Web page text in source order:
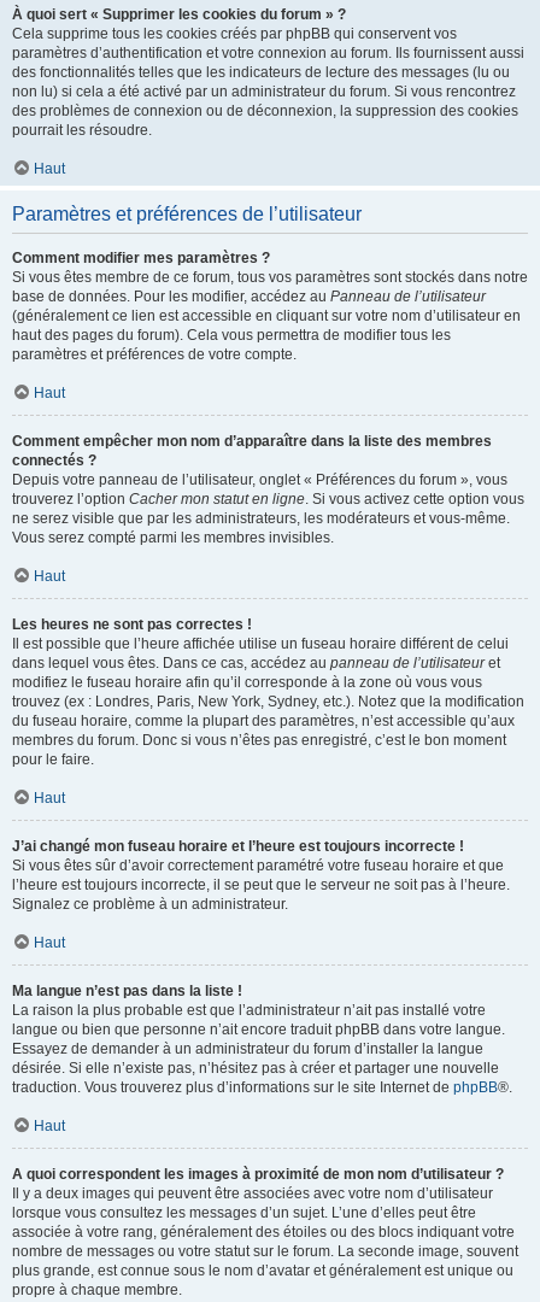
À quoi sert « Supprimer les cookies du forum » ?
Cela supprime tous les cookies créés par phpBB qui conservent vos
paramètres d’authentification et votre connexion au forum. Ils fournissent aussi
des fonctionnalités telles que les indicateurs de lecture des messages (lu ou
non lu) si cela a été activé par un administrateur du forum. Si vous rencontrez
des problèmes de connexion ou de déconnexion, la suppression des cookies
pourrait les résoudre.
Haut
Paramètres et préférences de l’utilisateur
Comment modifier mes paramètres ?
Si vous êtes membre de ce forum, tous vos paramètres sont stockés dans notre
base de données. Pour les modifier, accédez au Panneau de l’utilisateur
(généralement ce lien est accessible en cliquant sur votre nom d’utilisateur en
haut des pages du forum). Cela vous permettra de modifier tous les
paramètres et préférences de votre compte.
Haut
Comment empêcher mon nom d’apparaître dans la liste des membres
connectés ?
Depuis votre panneau de l’utilisateur, onglet « Préférences du forum », vous
trouverez l’option Cacher mon statut en ligne. Si vous activez cette option vous
ne serez visible que par les administrateurs, les modérateurs et vous-même.
Vous serez compté parmi les membres invisibles.
Haut
Les heures ne sont pas correctes !
Il est possible que l’heure affichée utilise un fuseau horaire différent de celui
dans lequel vous êtes. Dans ce cas, accédez au panneau de l’utilisateuret
modifiez le fuseau horaire afin qu’il corresponde à la zone où vous vous
trouvez (ex : Londres, Paris, New York, Sydney, etc.). Notez que la modification
du fuseau horaire, comme la plupart des paramètres, n’est accessible qu’aux
membres du forum. Donc si vous n’êtes pas enregistré, c’est le bon moment
pour le faire.
Haut
J’ai changé mon fuseau horaire et l’heure est toujours incorrecte !
Si vous êtes sûr d’avoir correctement paramétré votre fuseau horaire et que
l’heure est toujours incorrecte, il se peut que le serveur ne soit pas à l’heure.
Signalez ce problème à un administrateur.
Haut
Ma langue n’est pas dans la liste !
La raison la plus probable est que l’administrateur n’ait pas installé votre
langue ou bien que personne n’ait encore traduit phpBB dans votre langue.
Essayez de demander à un administrateur du forum d’installer la langue
désirée. Si elle n’existe pas, n’hésitez pas à créer et partager une nouvelle
traduction. Vous trouverez plus d’informations sur le site Internet de phpBB®.
Haut
A quoi correspondent les images à proximité de mon nom d’utilisateur ?
Il y a deux images qui peuvent être associées avec votre nom d’utilisateur
lorsque vous consultez les messages d’un sujet. L’une d’elles peut être
associée à votre rang, généralement des étoiles ou des blocs indiquant votre
nombre de messages ou votre statut sur le forum. La seconde image, souvent
plus grande, est connue sous le nom d’avatar et généralement est unique ou
propre à chaque membre.